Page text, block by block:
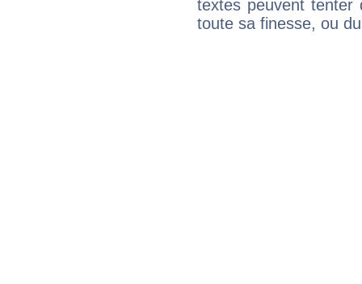
textes peuvent tenter
toute sa finesse, ou